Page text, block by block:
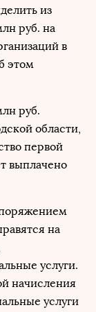
из
руб. на
в
этом
руб.
области,
первой
выплачено
на
услуги.
начисления
услуги